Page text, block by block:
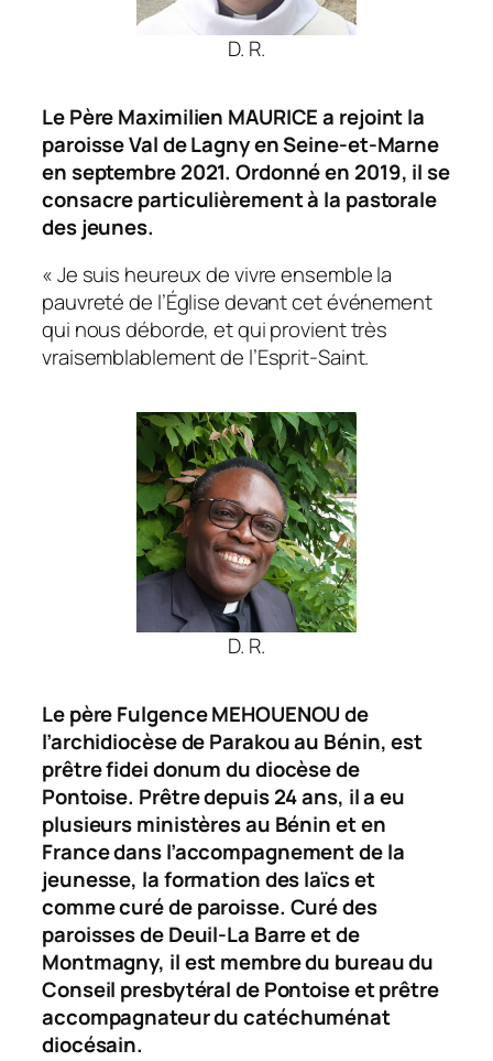
D. R.
Le Père Maximilien MAURICE a rejoint la
paroisse Val de Lagny en Seine-et-Marne
en septembre 2021. Ordonné en 2019, il se
consacre particulièrement à la pastorale
des jeunes.
« Je suis heureux de vivre ensemble la
pauvreté de l’Église devant cet événement
qui nous déborde, et qui provient très
vraisemblablement de l’Esprit-Saint.
D. R.
Le père Fulgence MEHOUENOU de
l’archidiocèse de Parakou au Bénin, est
prêtrefidei donumdu diocèse de
Pontoise. Prêtre depuis 24 ans, il a eu
plusieurs ministères au Bénin et en
France dans l’accompagnement de la
jeunesse, la formation des laïcs et
comme curé de paroisse. Curé des
paroisses de Deuil-La Barre et de
Montmagny, il est membre du bureau du
Conseil presbytéral de Pontoise et prêtre
accompagnateur du catéchuménat
diocésain.